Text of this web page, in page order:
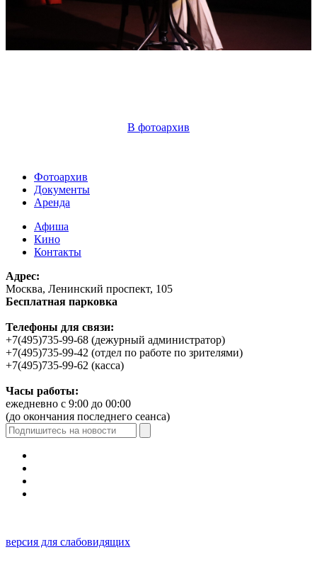
В фотоархив
Фотоархив
Документы
Аренда
Афиша
Кино
Контакты
Адрес:
Москва, Ленинский проспект, 105
Бесплатная парковка
Телефоны для связи:
+7(495)735-99-68 (дежурный администратор)
+7(495)735-99-42 (отдел по работе по зрителями)
+7(495)735-99-62 (касса)
Часы работы:
ежедневно с 9:00 до 00:00
(до окончания последнего сеанса)
версия для слабовидящих